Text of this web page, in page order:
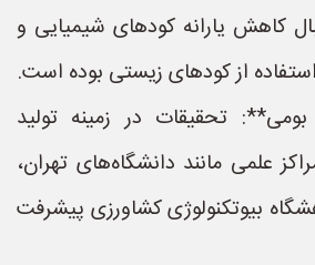
کاهش یارانه کودهای شیمیایی و
از کودهای زیستی بوده است.
تحقیقات در زمینه تولید
علمی مانند دانشگاه‌های تهران،
بیوتکنولوژی کشاورزی پیشرفت